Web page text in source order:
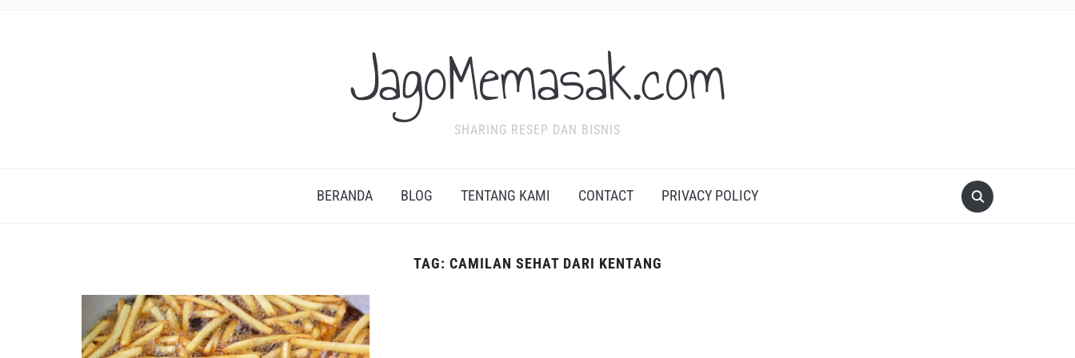
JagoMemasak.com
SHARING RESEP DAN BISNIS
BERANDA BLOG TENTANG KAMI CONTACT PRIVACY POLICY
TAG: CAMILAN SEHAT DARI KENTANG